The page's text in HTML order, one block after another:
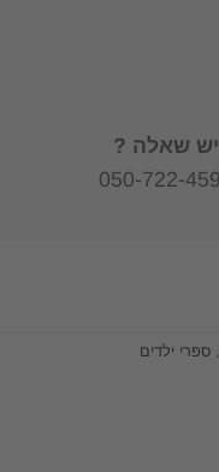
שאלה ?
, ספרי ילדים